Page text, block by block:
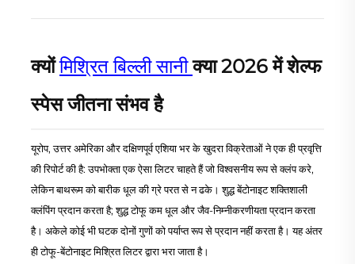
क्योंमिश्रित बिल्ली सानीक्या 2026 में शेल्फ
स्पेस जीतना संभव है
यूरोप, उत्तर अमेरिका और दक्षिणपूर्व एशिया भर के खुदरा विक्रेताओं ने एक ही प्रवृत्ति
की रिपोर्ट की है: उपभोक्ता एक ऐसा लिटर चाहते हैं जो विश्वसनीय रूप से क्लंप करे,
लेकिन बाथरूम को बारीक धूल की ग्रे परत से न ढके। शुद्ध बेंटोनाइट शक्तिशाली
क्लंपिंग प्रदान करता है; शुद्ध टोफू कम धूल और जैव-निम्नीकरणीयता प्रदान करता
है। अकेले कोई भी घटक दोनों गुणों को पर्याप्त रूप से प्रदान नहीं करता है। यह अंतर
ही टोफू-बेंटोनाइट मिश्रित लिटर द्वारा भरा जाता है।